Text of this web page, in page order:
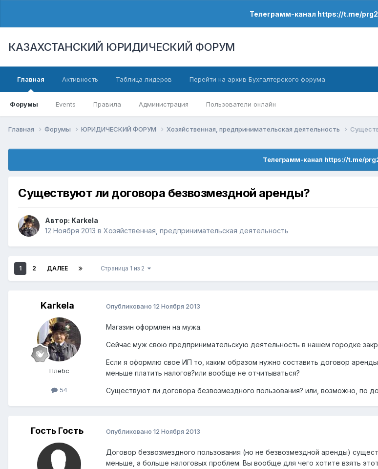
Телеграмм-канал https://t.me/
КАЗАХСТАНСКИЙ ЮРИДИЧЕСКИЙ ФОРУМ
Главная
Форумы Events Правила Администрация Пользователи онлайн
Активность Таблица лидеров Перейти на архив Бухгалтерского форума
Главная Форумы ЮРИДИЧЕСКИЙ ФОРУМ Хозяйственная, предпринимательская деятельность
Телеграмм-канал https://t.me/
Cуществуют ли договора безвозмездной аренды?
Автор: Karkela
12 Ноября 2013 в Хозяйственная, предпринимательская деятельность
1 2 ДАЛЕЕ Страница 1 из 2
Karkela
Плебс
54
Опубликовано 12 Ноября 2013
Магазин оформлен на мужа.
Сейчас муж свою предпринимательскую деятельность в нашем городке
Если я оформлю свое ИП то, каким образом нужно составить договор
меньше платить налогов?или вообще не отчитываться?
Существуют ли договора безвозмездного пользования? или, возможно, по
Гость Гость Опубликовано 12 Ноября 2013
Договор безвозмездного пользования (но не безвозмездной аренды)
меньше, а больше налоговых проблем. Вы вообще для чего хотите взять